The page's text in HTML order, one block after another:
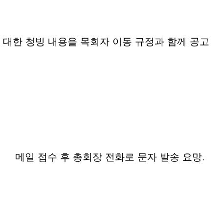
한 청빙 내용을 목회자 이동 규정과 함께 공고
수 후 총회장 전화로 문자 발송 요망.